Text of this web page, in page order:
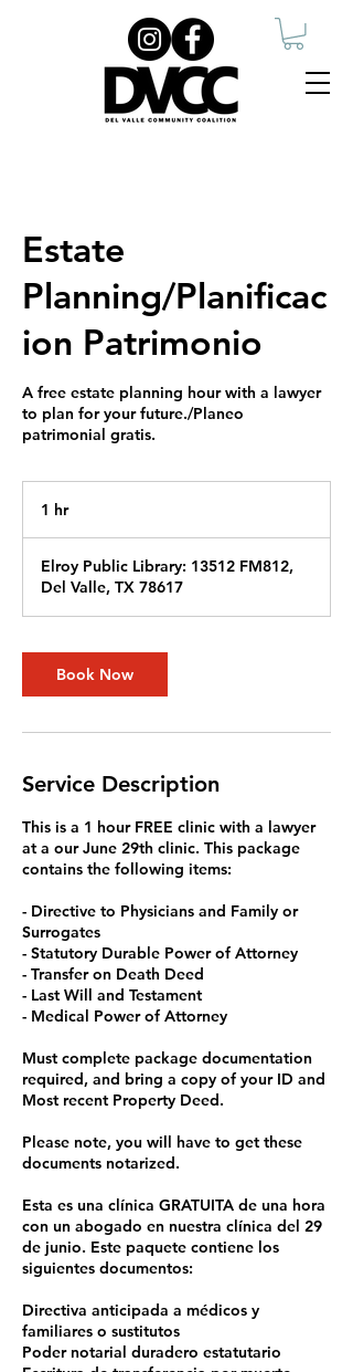
Estate
Planning/Planificac
ion Patrimonio
A free estate planning hour with a lawyer
to plan for your future./Planeo
patrimonial gratis.
1 hr1
Elroy Public Library: 13512 FM812,
Del Valle, TX 78617
Book Now
Service Description
This is a 1 hour FREE clinic with a lawyer
at a our June 29th clinic. This package
contains the following items:
- Directive to Physicians and Family or
Surrogates
- Statutory Durable Power of Attorney
- Transfer on Death Deed
- Last Will and Testament
- Medical Power of Attorney
Must complete package documentation
required, and bring a copy of your ID and
Most recent Property Deed.
Please note, you will have to get these
documents notarized.
Esta es una clínica GRATUITA de una hora
con un abogado en nuestra clínica del 29
de junio. Este paquete contiene los
siguientes documentos:
Directiva anticipada a médicos y
familiares o sustitutos
Poder notarial duradero estatutario